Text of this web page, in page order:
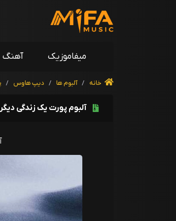
میفاموزیک آهنگ
خانه / آلبوم ها / دیپ هاوس /
آلبوم پورت یک زندگی دیگر